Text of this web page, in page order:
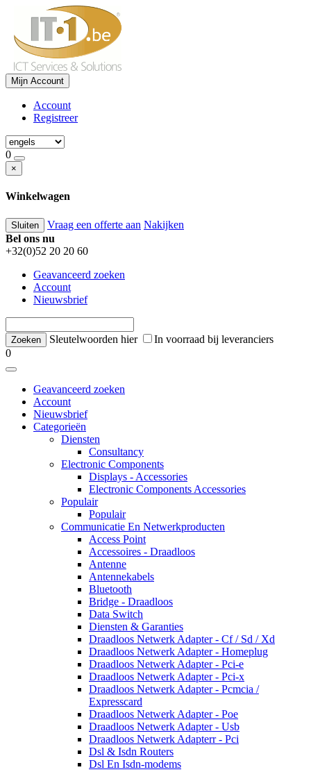
Mijn Account
Account
Registreer
0
×
Winkelwagen
Sluiten Vraag een offerte aan Nakijken
Bel ons nu
+32(0)52 20 20 60
Geavanceerd zoeken
Account
Nieuwsbrief
Sleutelwoorden hier
In voorraad bij leveranciers
0
Geavanceerd zoeken
Account
Nieuwsbrief
Categorieën
Diensten
Consultancy
Electronic Components
Displays - Accessories
Electronic Components Accessories
Populair
Populair
Communicatie En Netwerkproducten
Access Point
Accessoires - Draadloos
Antenne
Antennekabels
Bluetooth
Bridge - Draadloos
Data Switch
Diensten & Garanties
Draadloos Netwerk Adapter - Cf / Sd / Xd
Draadloos Netwerk Adapter - Homeplug
Draadloos Netwerk Adapter - Pci-e
Draadloos Netwerk Adapter - Pci-x
Draadloos Netwerk Adapter - Pcmcia /
Expresscard
Draadloos Netwerk Adapter - Poe
Draadloos Netwerk Adapter - Usb
Draadloos Netwerk Adapterr - Pci
Dsl & Isdn Routers
Dsl En Isdn-modems